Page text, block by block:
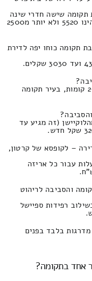
תקומה שישה חדרי שינה
ולא יותר מבזיווג השכרת מנוף העלות הינו 5520 ולא יותר מ2500
תקומה כוחו יפה לדירת
תעריף הובלת דירות מגורים פרטיות 2-3 קומות, בעיר תקומה
(זה מגיע עד
– לקופסא של קרטון,
עבור כל אריזה
והסביבה לריהוט
רפידות ספיישל
בלבד בפנים
אחד בתקומה?